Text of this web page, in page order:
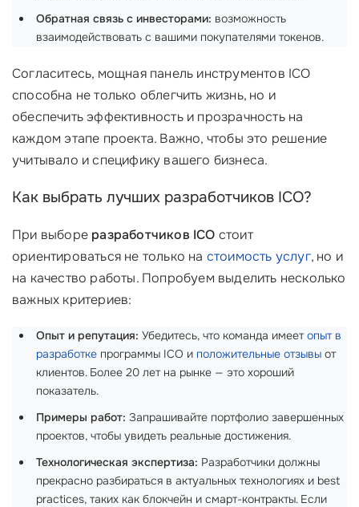
Обратная связь с инвесторами: возможность
взаимодействовать с вашими покупателями токенов.
Согласитесь, мощная панель инструментов ICO
способна не только облегчить жизнь, но и
обеспечить эффективность и прозрачность на
каждом этапе проекта. Важно, чтобы это решение
учитывало и специфику вашего бизнеса.
Как выбрать лучших разработчиков ICO?
При выборе разработчиков ICO стоит
ориентироваться не только на стоимость услуг, но и
на качество работы. Попробуем выделить несколько
важных критериев:
Опыт и репутация: Убедитесь, что команда имеетопыт в
разработке программы ICO и положительные отзывы от
клиентов. Более 20 лет на рынке — это хороший
показатель.
Примеры работ: Запрашивайте портфолио завершенных
проектов, чтобы увидеть реальные достижения.
Технологическая экспертиза: Разработчики должны
прекрасно разбираться в актуальных технологиях и best
practices, таких как блокчейн и смарт-контракты. Если